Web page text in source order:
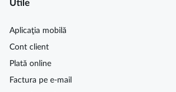
Utile
Aplicaţia mobilă
Cont client
Plată online
Factura pe e-mail